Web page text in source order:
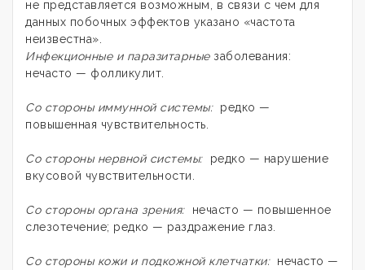
не представляется возможным, в связи с чем для
данных побочных эффектов указано «частота
неизвестна».
Инфекционные и паразитарныезаболевания:
нечасто — фолликулит.
Со стороны иммунной системы: редко —
повышенная чувствительность.
Со стороны нервной системы:
редко — нарушение
вкусовой чувствительности.
Со стороны органа зрения:
нечасто — повышенное
слезотечение; редко — раздражение глаз.
Со стороны кожи и подкожной клетчатки: нечасто —